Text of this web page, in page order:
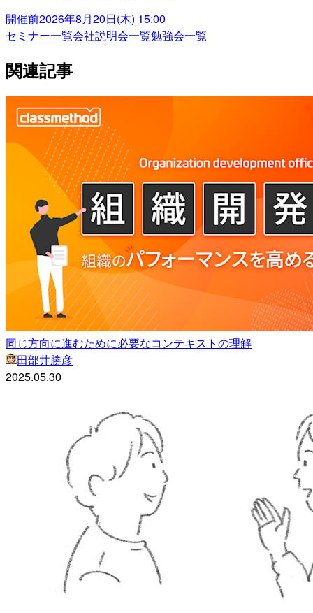
開催前2026年8月20日(木) 15:00
セミナー一覧会社説明会一覧勉強会一覧
関連記事
同じ方向に進むために必要なコンテキストの理解
田部井勝彦
2025.05.30